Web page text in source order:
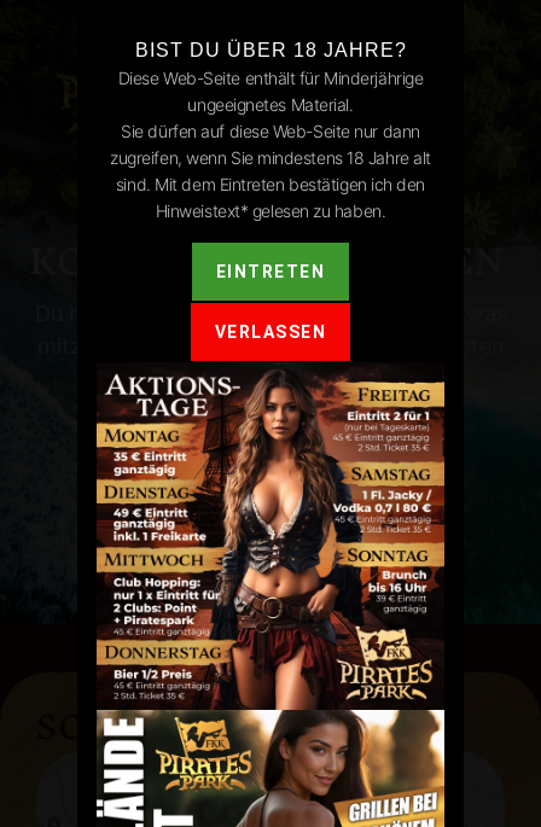
KONTAKT & ANFRAGEN
mitzuteilen? Dann zögere nicht, unsere Daten
findest Du hier.
SO FINDEST DU UNS
BIST DU ÜBER 18 JAHRE?
Diese Web-Seite enthält für Minderjährige
ungeeignetes Material.
Sie dürfen auf diese Web-Seite nur dann
zugreifen, wenn Sie mindestens 18 Jahre alt
sind. Mit dem Eintreten bestätigen ich den
Hinweistext* gelesen zu haben.
EINTRETEN
VERLASSEN